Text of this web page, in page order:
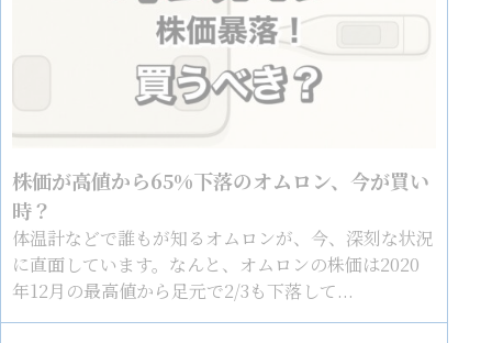
株価が高値から65%下落のオムロン、今が買い
時？
体温計などで誰もが知るオムロンが、今、深刻な状況
に直面しています。なんと、オムロンの株価は2020
年12月の最高値から足元で2/3も下落して...